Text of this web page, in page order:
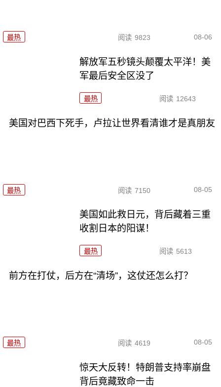
最热 阅读 9823 08-06
解放军五秒镜头颠覆太平洋！美
军最后安全区没了
最热 阅读 12643
美国对巴西下死手，卢拉让世界看清谁才是真朋友
最热 阅读 7150 08-05
美国如此救日元，背后藏着三重
收割日本的阳谋！
最热 阅读 5613
前方在打仗，后方在“清场”，这仗还怎么打？
最热 阅读 4619 08-05
惊天大反转！特朗普支持率崩盘
背后竟藏致命一击